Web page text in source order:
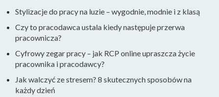
Stylizacje do pracy na luzie – wygodnie, modnie i z klasą
Czy to pracodawca ustala kiedy następuje przerwa
pracownicza?
Cyfrowy zegar pracy – jak RCP online upraszcza życie
pracownika i pracodawcy?
Jak walczyć ze stresem? 8 skutecznych sposobów na
każdy dzień